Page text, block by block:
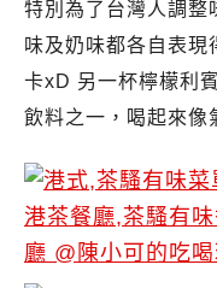
特別為了台灣人調整
味及奶味都各自表
卡xD 另一杯檸檬利
飲料之一，喝起來像